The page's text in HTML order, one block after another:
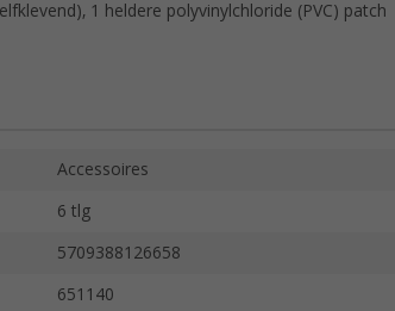
1 heldere polyvinylchloride (PVC) patch
Accessoires
6 tlg
5709388126658
651140